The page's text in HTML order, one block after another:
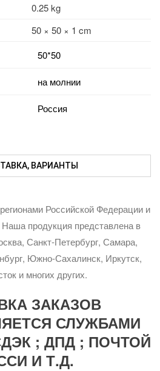
0.25 kg
50 × 50 × 1 cm
50*50
на молнии
Россия
ВАРИАНТЫ
Российской Федерации и
продукция представлена в
Санкт-Петербург, Самара,
Южно-Сахалинск, Иркутск,
и многих других.
ЗАКАЗОВ
СЛУЖБАМИ
; ДПД ; ПОЧТОЙ
И Т.Д.